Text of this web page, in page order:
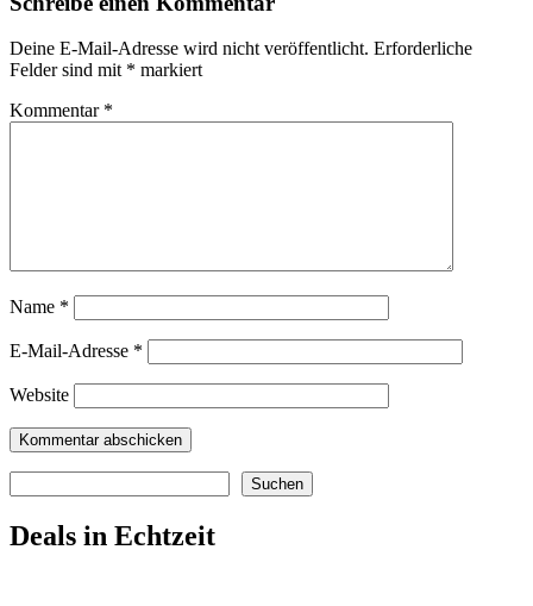
Deine E-Mail-Adresse wird nicht veröffentlicht. Erforderliche
Felder sind mit * markiert
Kommentar *
Name *
E-Mail-Adresse *
Website
Suchen
Deals in Echtzeit